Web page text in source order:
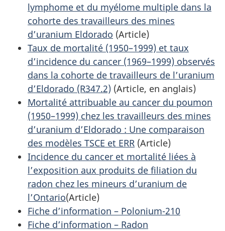
lymphome et du myélome multiple dans la
cohorte des travailleurs des mines
d’uranium Eldorado (Article)
Taux de mortalité (1950–1999) et taux
d’incidence du cancer (1969–1999) observés
dans la cohorte de travailleurs de l’uranium
d’Eldorado (R347.2) (Article, en anglais)
Mortalité attribuable au cancer du poumon
(1950–1999) chez les travailleurs des mines
d’uranium d’Eldorado : Une comparaison
des modèles TSCE et ERR (Article)
Incidence du cancer et mortalité liées à
l’exposition aux produits de filiation du
radon chez les mineurs d’uranium de
l’Ontario(Article)
Fiche d’information – Polonium-210
Fiche d’information – Radon